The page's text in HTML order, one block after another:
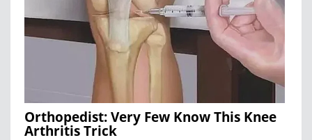
Orthopedist: Very Few Know This Knee
Arthritis Trick